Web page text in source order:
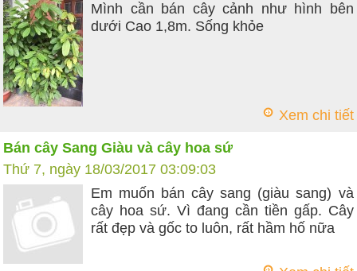
Mình cần bán cây cảnh như hình bên
dưới Cao 1,8m. Sống khỏe
Xem chi tiết
Bán cây Sang Giàu và cây hoa sứ
Thứ 7, ngày 18/03/2017 03:09:03
Em muốn bán cây sang (giàu sang) và
cây hoa sứ. Vì đang cần tiền gấp. Cây
rất đẹp và gốc to luôn, rất hầm hố nữa